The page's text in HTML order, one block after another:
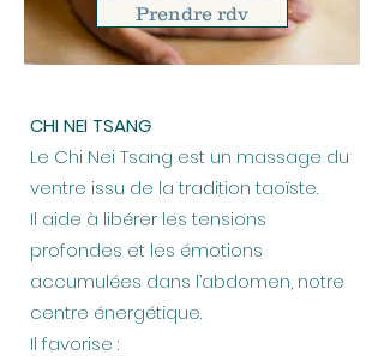
Prendre rdv
CHI NEI TSANG
Le Chi Nei Tsang est un massage du
ventre issu de la tradition taoïste.
Il aide à libérer les tensions
profondes et les émotions
accumulées dans l’abdomen, notre
centre énergétique.
Il favorise :